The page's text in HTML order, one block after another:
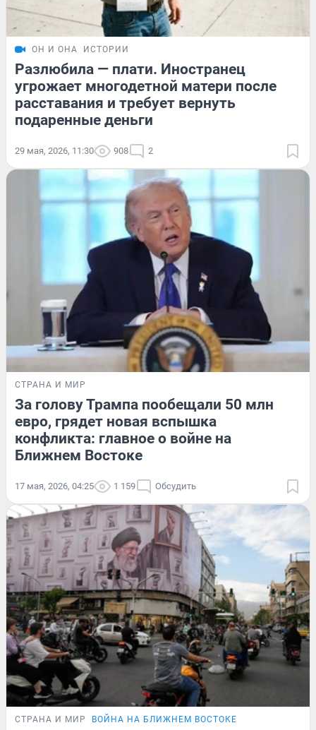
ОН И ОНА ИСТОРИИ
Разлюбила — плати. Иностранец
угрожает многодетной матери после
расставания и требует вернуть
подаренные деньги
29 мая, 2026, 11:30 908 2
СТРАНА И МИР
За голову Трампа пообещали 50 млн
евро, грядет новая вспышка
конфликта: главное о войне на
Ближнем Востоке
17 мая, 2026, 04:25 1 159 Обсудить
СТРАНА И МИР ВОЙНА НА БЛИЖНЕМ ВОСТОКЕ